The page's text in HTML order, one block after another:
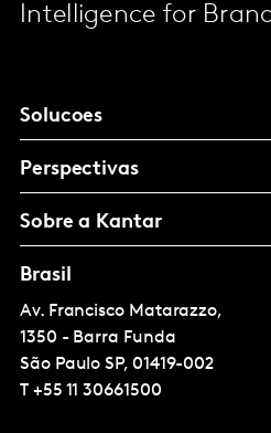
Intelligence for
Solucoes
Perspectivas
Sobre a Kantar
Brasil
Av. Francisco Matarazzo,
1350 - Barra Funda
São Paulo SP, 01419-002
T +55 11 30661500